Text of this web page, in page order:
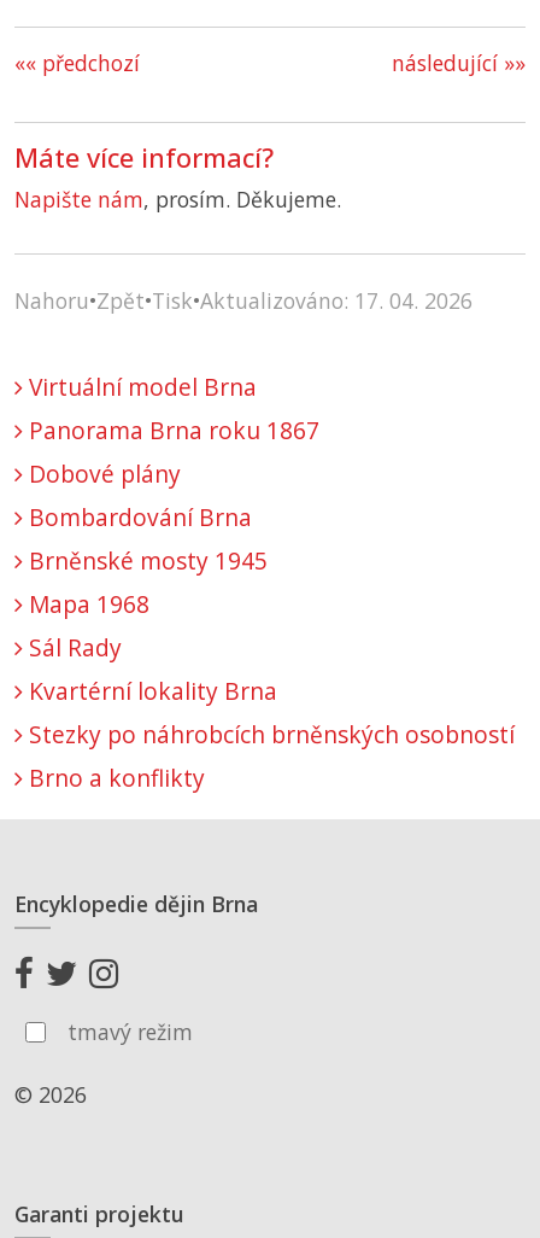
«« předchozí následující »»
Máte více informací?
Napište nám, prosím. Děkujeme.
Nahoru•Zpět•Tisk•Aktualizováno: 17. 04. 2026
Virtuální model Brna
Panorama Brna roku 1867
Dobové plány
Bombardování Brna
Brněnské mosty 1945
Mapa 1968
Sál Rady
Kvartérní lokality Brna
Stezky po náhrobcích brněnských osobností
Brno a konflikty
Encyklopedie dějin Brna
tmavý režim
© 2026
Garanti projektu